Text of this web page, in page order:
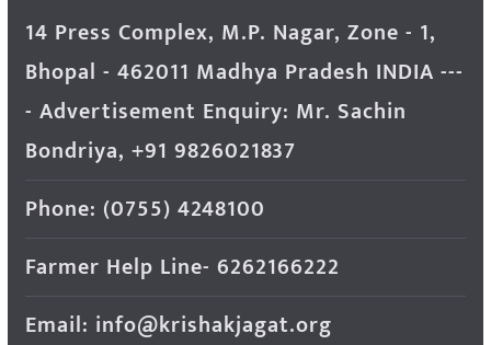
14 Press Complex, M.P. Nagar, Zone - 1,
Bhopal - 462011 Madhya Pradesh INDIA ---
- Advertisement Enquiry: Mr. Sachin
Bondriya, +91 9826021837
Phone: (0755) 4248100
Farmer Help Line- 6262166222
Email: info@krishakjagat.org